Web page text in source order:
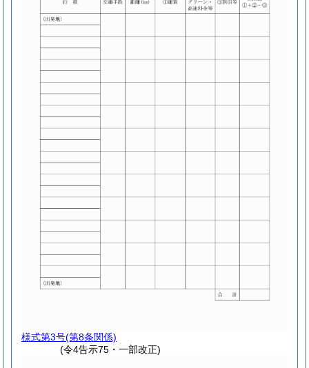
様式第3号(第8条関係)
(令4告示75・一部改正)